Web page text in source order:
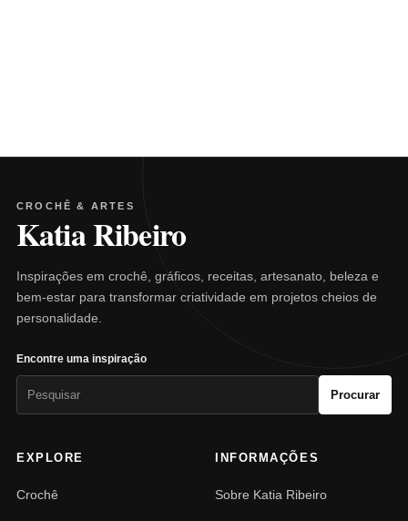
CROCHÊ & ARTES
Katia Ribeiro
Inspirações em crochê, gráficos, receitas, artesanato, beleza e
bem-estar para transformar criatividade em projetos cheios de
personalidade.
Encontre uma inspiração
Procurar
EXPLORE
Crochê
INFORMAÇÕES
Sobre Katia Ribeiro